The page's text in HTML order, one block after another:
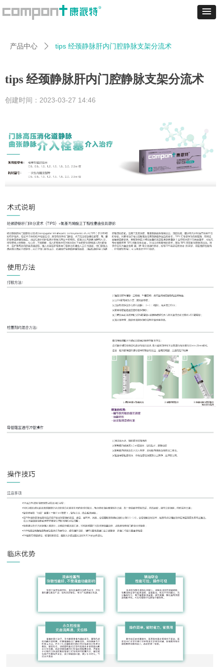
tips 经颈静脉肝内门腔静脉支架分流术
产品中心 ꄲ tips 经颈静脉肝内门腔静脉支架分流术
创建时间： 2023-03-27 14:46